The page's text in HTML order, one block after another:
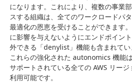
になります。これにより、複数の事業
スする組織は、全てのワークロードパ
最適化の恩恵を受けることができます
に影響を与えないようにエンドポイン
外できる「denylist」機能も含まれてい
これらの強化された autonomics 機能
サポートされている全ての AWS リー
利用可能です。